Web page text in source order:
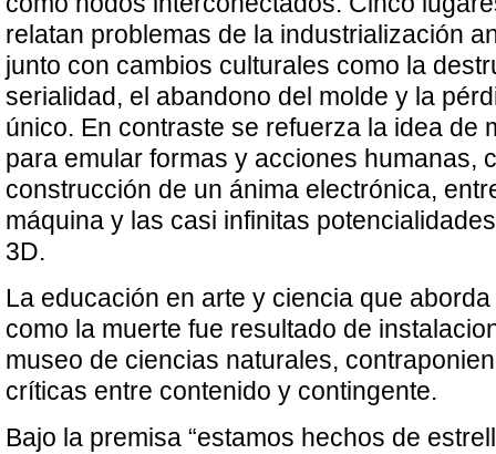
relatan problemas de la industrialización
junto con cambios culturales como la
serialidad, el abandono del molde y la
único. En contraste se refuerza la idea de
para emular formas y acciones humanas,
construcción de un ánima electrónica,
máquina y las casi infinitas
3D.
La educación en arte y ciencia que
como la muerte fue resultado de
museo de ciencias naturales,
críticas entre contenido y contingente.
Bajo la premisa “estamos hechos de